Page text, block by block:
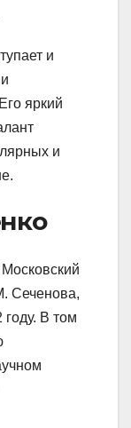
и
яркий
и
Сеченова,
В том